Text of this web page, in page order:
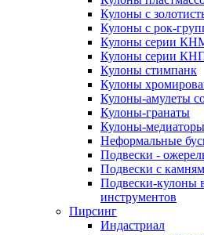
Кулоны с
Кулоны с рок-
Кулоны серии
Кулоны серии
Кулоны стимпанк
Кулоны
Кулоны-амулеты
Кулоны-гранаты
Кулоны-медиаторы
Неформальные
Подвески -
Подвески с
Подвески-кулоны
инструментов
Пирсинг
Индастриал